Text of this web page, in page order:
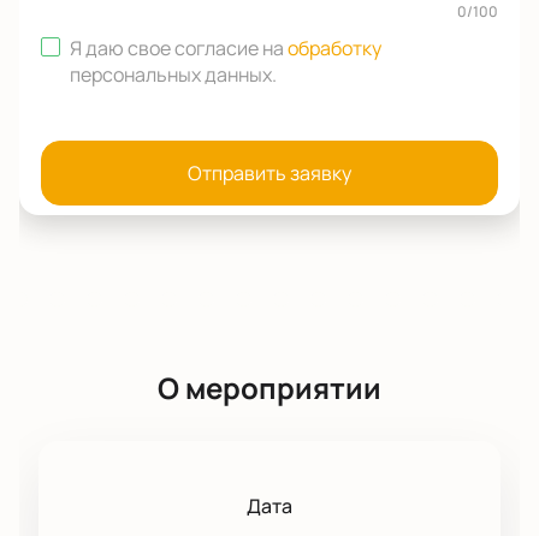
0/100
Я даю свое согласие наобработку
персональных данных.
Отправить заявку
О мероприятии
Дата